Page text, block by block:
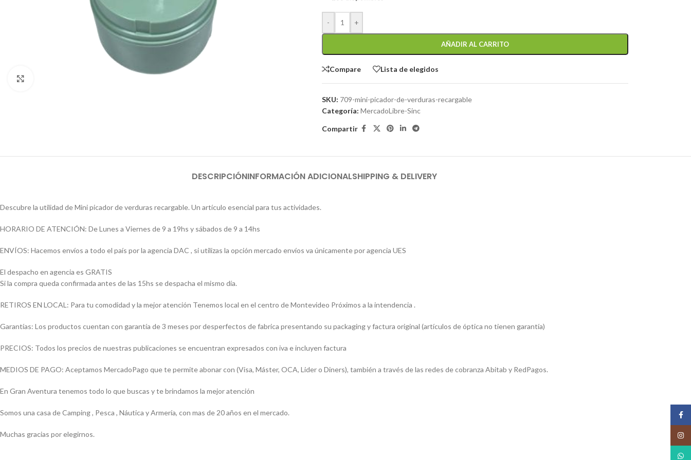
- +
AÑADIR AL CARRITO
Compare Lista de elegidos
SKU: 709-mini-picador-de-verduras-recargable
Categoría: MercadoLibre-Sinc
Compartir
DESCRIPCIÓNINFORMACIÓN ADICIONALSHIPPING & DELIVERY
Descubre la utilidad de Mini picador de verduras recargable. Un artículo esencial para tus actividades.
HORARIO DE ATENCIÓN: De Lunes a Viernes de 9 a 19hs y sábados de 9 a 14hs
ENVÍOS: Hacemos envíos a todo el país por la agencia DAC , si utilizas la opción mercado envíos va únicamente por agencia UES
El despacho en agencia es GRATIS
Si la compra queda confirmada antes de las 15hs se despacha el mismo día.
RETIROS EN LOCAL: Para tu comodidad y la mejor atención Tenemos local en el centro de Montevideo Próximos a la intendencia .
Garantías: Los productos cuentan con garantía de 3 meses por desperfectos de fabrica presentando su packaging y factura original (artículos de óptica no tienen garantía)
PRECIOS: Todos los precios de nuestras publicaciones se encuentran expresados con iva e incluyen factura
MEDIOS DE PAGO: Aceptamos MercadoPago que te permite abonar con (Visa, Máster, OCA, Lider o Diners), también a través de las redes de cobranza Abitab y RedPagos.
En Gran Aventura tenemos todo lo que buscas y te brindamos la mejor atención
Somos una casa de Camping , Pesca , Náutica y Armería, con mas de 20 años en el mercado.
Muchas gracias por elegirnos.